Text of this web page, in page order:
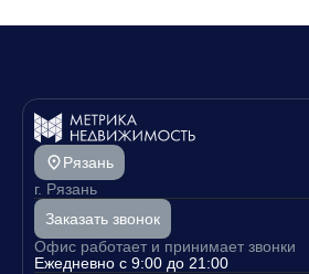
Рязань
г. Рязань
Заказать звонок
Офис работает и принимает звонки
Ежедневно с 9:00 до 21:00